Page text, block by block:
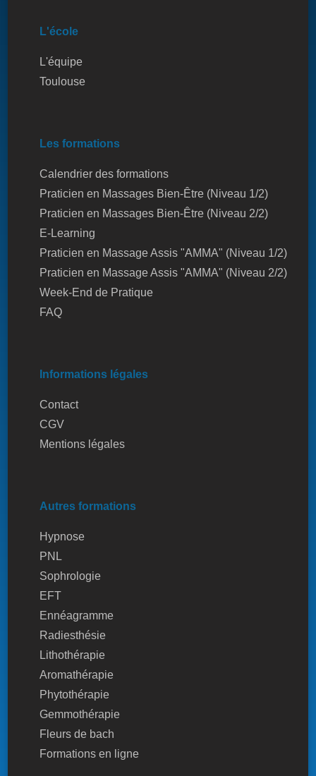
L'école
L'équipe
Toulouse
Les formations
Calendrier des formations
Praticien en Massages Bien-Être (Niveau 1/2)
Praticien en Massages Bien-Être (Niveau 2/2)
E-Learning
Praticien en Massage Assis "AMMA" (Niveau 1/2)
Praticien en Massage Assis "AMMA" (Niveau 2/2)
Week-End de Pratique
FAQ
Informations légales
Contact
CGV
Mentions légales
Autres formations
Hypnose
PNL
Sophrologie
EFT
Ennéagramme
Radiesthésie
Lithothérapie
Aromathérapie
Phytothérapie
Gemmothérapie
Fleurs de bach
Formations en ligne